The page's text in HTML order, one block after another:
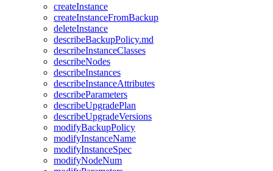
createInstance
createInstanceFromBackup
deleteInstance
describeBackupPolicy.md
describeInstanceClasses
describeNodes
describeInstances
describeInstanceAttributes
describeParameters
describeUpgradePlan
describeUpgradeVersions
modifyBackupPolicy
modifyInstanceName
modifyInstanceSpec
modifyNodeNum